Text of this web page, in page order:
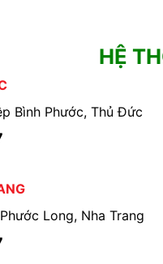
HỆ
Bình Phước, Thủ Đức
Long, Nha Trang